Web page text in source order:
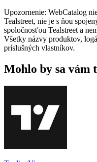
Upozornenie: WebCatalog
Tealstreet, nie je s ňou
spoločnosťou Tealstreet a
Všetky názvy produktov,
príslušných vlastníkov.
Mohlo by sa vám